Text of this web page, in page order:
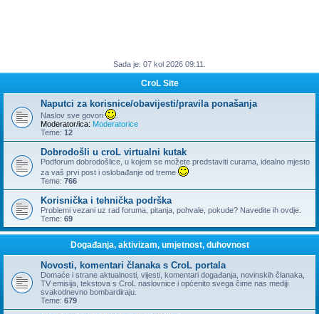
Sada je: 07 kol 2026 09:11.
CroL Site
Naputci za korisnice/obavijesti/pravila ponašanja
Naslov sve govori
Moderator/ica: Moderatorice
Teme: 12
Dobrodošli u croL virtualni kutak
Podforum dobrodošlice, u kojem se možete predstaviti curama, idealno mjesto
za vaš prvi post i oslobađanje od treme
Teme: 766
Korisnička i tehnička podrška
Problemi vezani uz rad foruma, pitanja, pohvale, pokude? Navedite ih ovdje.
Teme: 69
Događanja, aktivizam, umjetnost, duhovnost
Novosti, komentari članaka s CroL portala
Domaće i strane aktualnosti, vijesti, komentari događanja, novinskih članaka,
TV emisija, tekstova s CroL naslovnice i općenito svega čime nas mediji
svakodnevno bombardiraju.
Teme: 679